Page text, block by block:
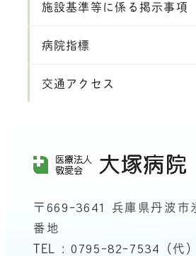
施設基準等に係る掲示事項
病院指標
交通アクセス
〒669-3641 兵庫県丹波市
番地
TEL : 0795-82-7534（代）